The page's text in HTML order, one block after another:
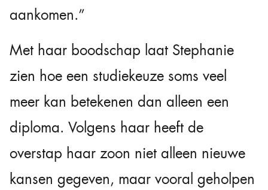
aankomen.”
Met haar boodschap laat Stephanie
zien hoe een studiekeuze soms veel
meer kan betekenen dan alleen een
diploma. Volgens haar heeft de
overstap haar zoon niet alleen nieuwe
kansen gegeven, maar vooral geholpen